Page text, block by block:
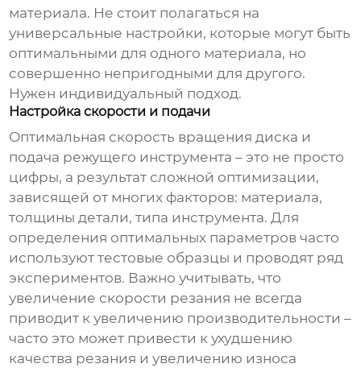
материала. Не стоит полагаться на
универсальные настройки, которые могут быть
оптимальными для одного материала, но
совершенно непригодными для другого.
Нужен индивидуальный подход.
Настройка скорости и подачи
Оптимальная скорость вращения диска и
подача режущего инструмента – это не просто
цифры, а результат сложной оптимизации,
зависящей от многих факторов: материала,
толщины детали, типа инструмента. Для
определения оптимальных параметров часто
используют тестовые образцы и проводят ряд
экспериментов. Важно учитывать, что
увеличение скорости резания не всегда
приводит к увеличению производительности –
часто это может привести к ухудшению
качества резания и увеличению износа